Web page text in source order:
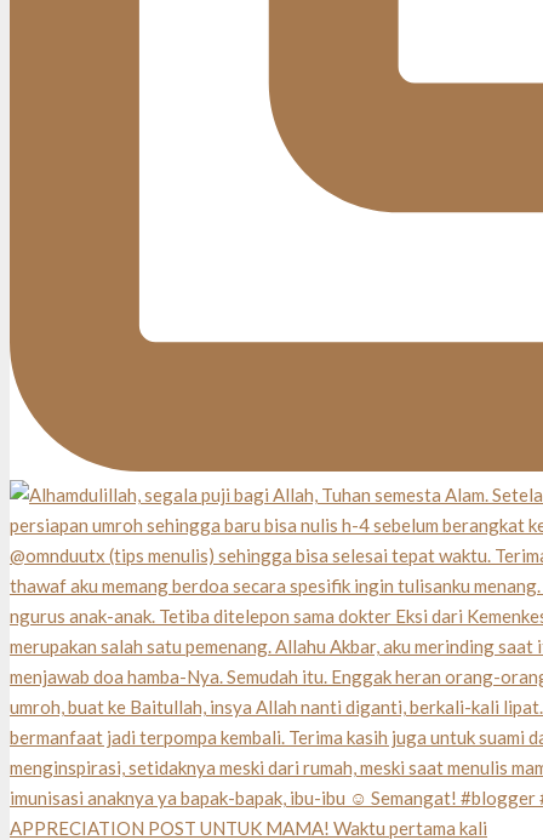
APPRECIATION POST UNTUK MAMA! Waktu pertama kali